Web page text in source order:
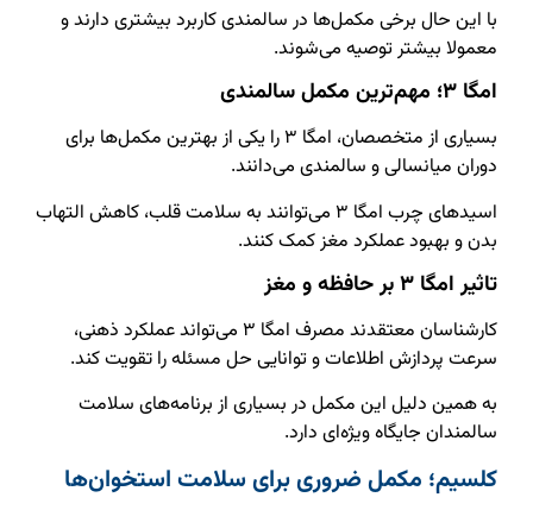
با این حال برخی مکمل‌ها در سالمندی کاربرد بیشتری دارند و
معمولا بیشتر توصیه می‌شوند.
امگا ۳؛ مهم‌ترین مکمل سالمندی
بسیاری از متخصصان، امگا ۳ را یکی از بهترین مکمل‌ها برای
دوران میانسالی و سالمندی می‌دانند.
اسیدهای چرب امگا ۳ می‌توانند به سلامت قلب، کاهش التهاب
بدن و بهبود عملکرد مغز کمک کنند.
تاثیر امگا ۳ بر حافظه و مغز
کارشناسان معتقدند مصرف امگا ۳ می‌تواند عملکرد ذهنی،
سرعت پردازش اطلاعات و توانایی حل مسئله را تقویت کند.
به همین دلیل این مکمل در بسیاری از برنامه‌های سلامت
سالمندان جایگاه ویژه‌ای دارد.
کلسیم؛ مکمل ضروری برای سلامت استخوان‌ها